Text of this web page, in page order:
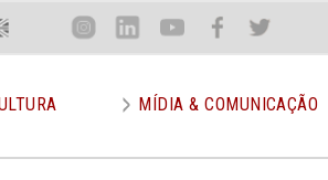
Inst Lin You Face Twit
MÍDIA & COMUNICAÇÃO